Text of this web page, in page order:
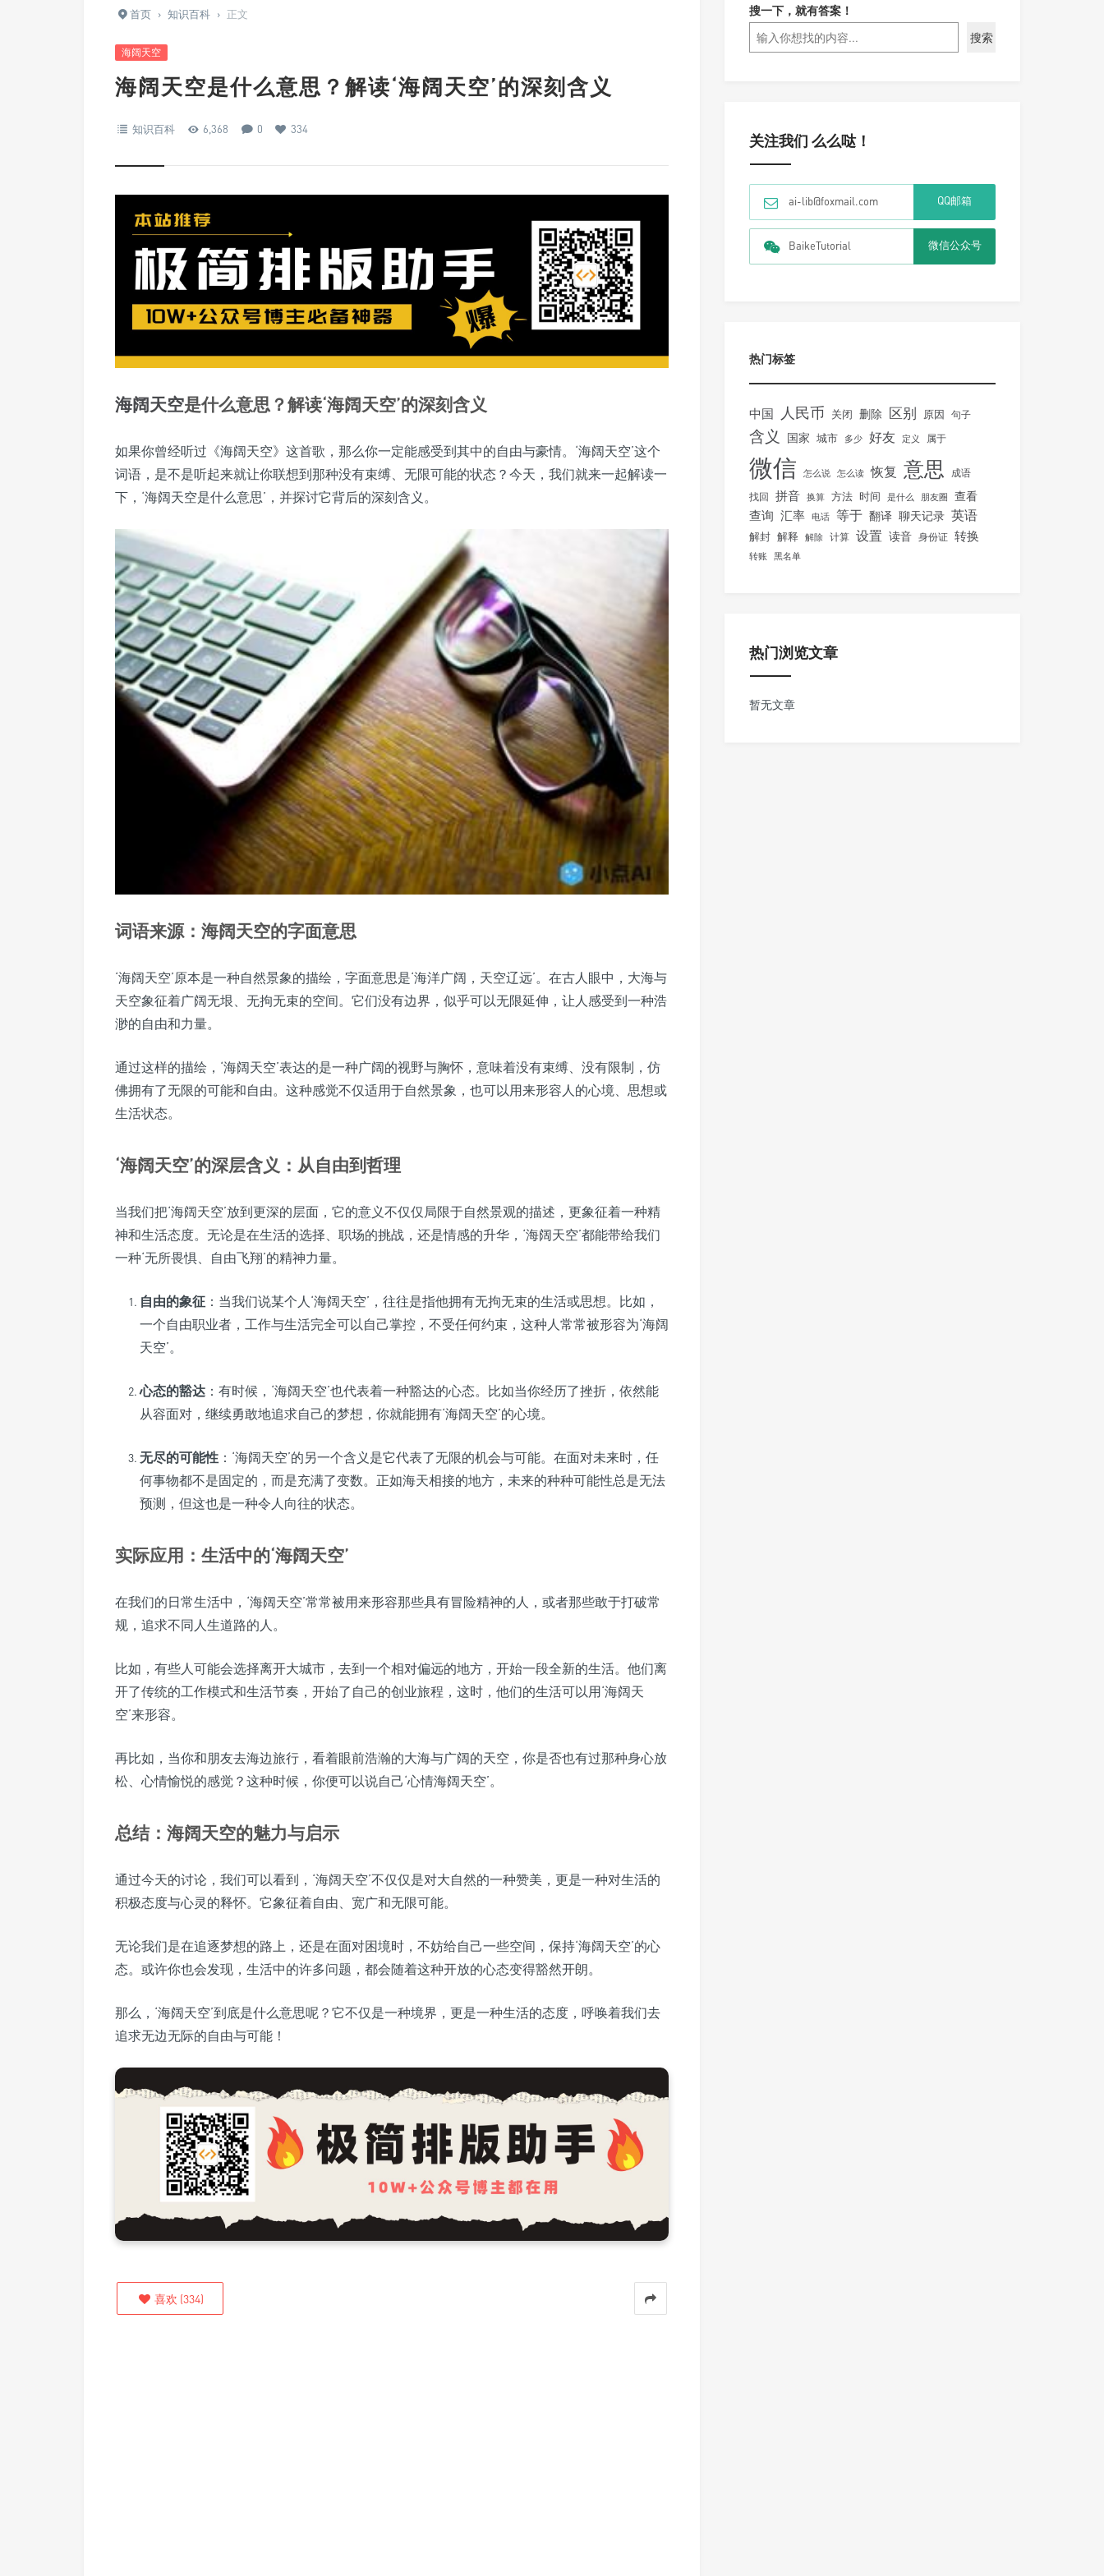
首页 › 知识百科 › 正文
海阔天空
海阔天空是什么意思？解读‘海阔天空’的深刻含义
知识百科 6,368 0 334
海阔天空是什么意思？解读‘海阔天空’的深刻含义
如果你曾经听过《海阔天空》这首歌，那么你一定能感受到其中的自由与豪情。‘海阔天空’这个
词语，是不是听起来就让你联想到那种没有束缚、无限可能的状态？今天，我们就来一起解读一
下，‘海阔天空是什么意思’，并探讨它背后的深刻含义。
词语来源：海阔天空的字面意思
‘海阔天空’原本是一种自然景象的描绘，字面意思是‘海洋广阔，天空辽远’。在古人眼中，大海与
天空象征着广阔无垠、无拘无束的空间。它们没有边界，似乎可以无限延伸，让人感受到一种浩
渺的自由和力量。
通过这样的描绘，‘海阔天空’表达的是一种广阔的视野与胸怀，意味着没有束缚、没有限制，仿
佛拥有了无限的可能和自由。这种感觉不仅适用于自然景象，也可以用来形容人的心境、思想或
生活状态。
‘海阔天空’的深层含义：从自由到哲理
当我们把‘海阔天空’放到更深的层面，它的意义不仅仅局限于自然景观的描述，更象征着一种精
神和生活态度。无论是在生活的选择、职场的挑战，还是情感的升华，‘海阔天空’都能带给我们
一种‘无所畏惧、自由飞翔’的精神力量。
自由的象征 ：当我们说某个人‘海阔天空’，往往是指他拥有无拘无束的生活或思想。比如，
一个自由职业者，工作与生活完全可以自己掌控，不受任何约束，这种人常常被形容为‘海阔
天空’。
心态的豁达 ：有时候，‘海阔天空’也代表着一种豁达的心态。比如当你经历了挫折，依然能
从容面对，继续勇敢地追求自己的梦想，你就能拥有‘海阔天空’的心境。
无尽的可能性 ：‘海阔天空’的另一个含义是它代表了无限的机会与可能。在面对未来时，任
何事物都不是固定的，而是充满了变数。正如海天相接的地方，未来的种种可能性总是无法
预测，但这也是一种令人向往的状态。
实际应用：生活中的‘海阔天空’
在我们的日常生活中，‘海阔天空’常常被用来形容那些具有冒险精神的人，或者那些敢于打破常
规，追求不同人生道路的人。
比如，有些人可能会选择离开大城市，去到一个相对偏远的地方，开始一段全新的生活。他们离
开了传统的工作模式和生活节奏，开始了自己的创业旅程，这时，他们的生活可以用‘海阔天
空’来形容。
再比如，当你和朋友去海边旅行，看着眼前浩瀚的大海与广阔的天空，你是否也有过那种身心放
松、心情愉悦的感觉？这种时候，你便可以说自己‘心情海阔天空’。
总结：海阔天空的魅力与启示
通过今天的讨论，我们可以看到，‘海阔天空’不仅仅是对大自然的一种赞美，更是一种对生活的
积极态度与心灵的释怀。它象征着自由、宽广和无限可能。
无论我们是在追逐梦想的路上，还是在面对困境时，不妨给自己一些空间，保持‘海阔天空’的心
态。或许你也会发现，生活中的许多问题，都会随着这种开放的心态变得豁然开朗。
那么，‘海阔天空’到底是什么意思呢？它不仅是一种境界，更是一种生活的态度，呼唤着我们去
追求无边无际的自由与可能！
喜欢 (334)
搜一下，就有答案！
搜索
关注我们 么么哒！
ai-lib@foxmail.com QQ邮箱
BaikeTutorial 微信公众号
热门标签
中国 人民币 关闭 删除 区别 原因 句子
含义 国家 城市 多少 好友 定义 属于
微信 怎么说 怎么读 恢复 意思 成语
找回 拼音 换算 方法 时间 是什么 朋友圈 查看
查询 汇率 电话 等于 翻译 聊天记录 英语
解封 解释 解除 计算 设置 读音 身份证 转换
转账 黑名单
热门浏览文章
暂无文章